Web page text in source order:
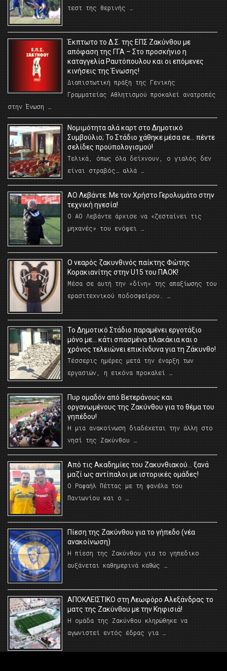
τεστ της θερινής …
Έκπτωτο το Δ.Σ. της ΕΠΣ Ζακύνθου με
απόφαση της ΓΓΑ – Στο προσκήνιο η
καταγγελία Ραυτόπουλου και οι επόμενες
κινήσεις της Ένωσης!
Διαπιστωτική πράξη της Γενικής
Γραμματείας Αθλητισμού προκαλεί ανατροπές
στην Ένωση …
Νομιμότητα αλά καρτ στο Δημοτικό
Συμβούλιο; Το Στάδιο χάθηκε μέσα σε… πέντε
σελίδες προϋπολογισμού!
Τελικά, όπως όλα δείχνουν, ο γιαλός δεν
είναι στραβός… αλλά …
ΑΟ Λεβάντε: Με τον Χρήστο Γερολυμάτο στην
τεχνική ηγεσία!
Ο ΑΟ Λεβάντε άρχισε να «ζεσταίνει τις
μηχανές» του ενόψει …
O νεαρός ζακυνθινός παίκτης Φώτης
Κορακιανίτης στην U15 του ΠΑΟΚ!
Μέσα σε αυτή την «δίνη» της απαξίωσης του
ερασιτεχνικού ποδοσφαίρου. …
Το Δημοτικό Στάδιο παραμένει εργοτάξιο
μόνο με… κάτι σπασμένα πλακάκια και ο
χρόνος τελειώνει επικίνδυνα για τη Ζάκυνθο!
Τέσσερις ημέρες μετά την έναρξη των
εργασιών, η εικόνα προκαλεί …
Πυρ ομαδόν από Βετεράνους και
οργανωμένους της Ζακύνθου για το θέμα του
γηπέδου!
Η μια ανακοίνωση διαδέχεται την άλλη στο
νησί της Ζακύνθου …
Από τις Ακαδημίες του Ζακυνθιακού… ξανά
μαζί ως αντίπαλοι με ιστορικές ομάδες!
Ο Ραφαήλ Πέττας με τη φανέλα του
Πανιωνίου και ο …
Πίεση της Ζακύνθου για το γήπεδο (νέα
ανακοίνωση)
Η πίεση της Ζακύνθου για το γηπεδικο
αυξάνεται καθημερινά καθώς …
AΠΟΚΛΕΙΣΤΙΚΟ στη Λεωφόρο Αλεξάνδρας το
ματς της Ζακύνθου με την Κηφισιά!
Η ομάδα της Ζακύνθου κληρώθηκε να
αγωνιστεί εντός έδρας για …